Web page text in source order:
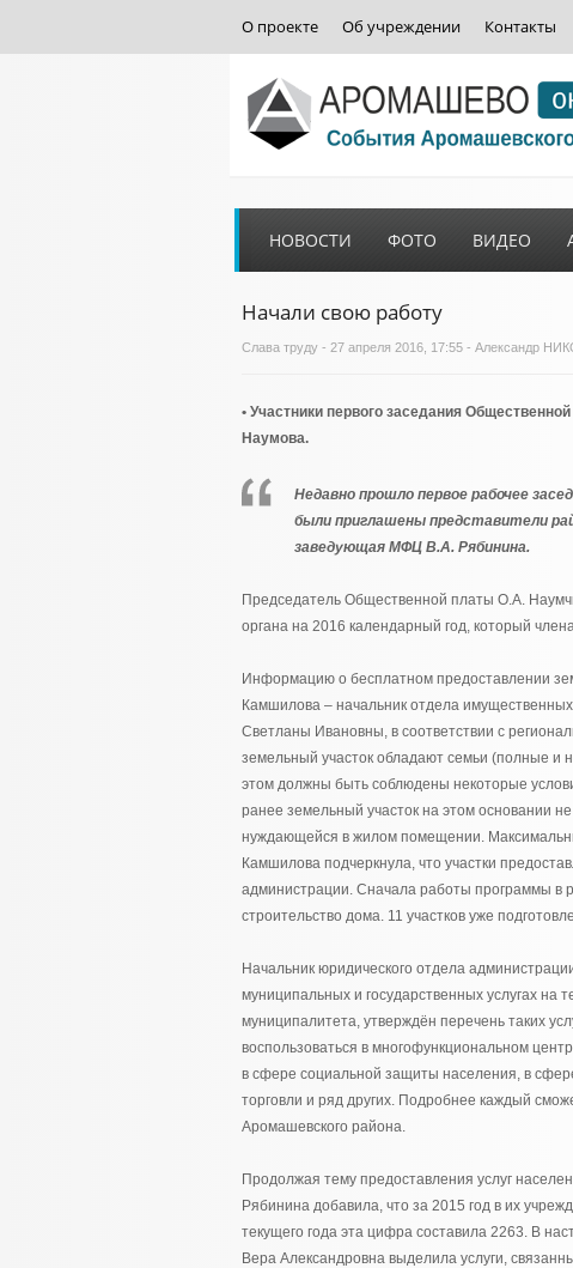
О проекте Об учреждении Контакты
НОВОСТИ ФОТО ВИДЕО
Начали свою работу
Слава труду - 27 апреля 2016, 17:55 - Александр
• Участники первого заседания
Наумова.
Недавно прошло первое рабочее
были приглашены представители
заведующая МФЦ В.А. Рябинина.
Председатель Общественной платы О.А.
органа на 2016 календарный год, который
Информацию о бесплатном предоставлении
Камшилова – начальник отдела
Светланы Ивановны, в соответствии с
земельный участок обладают семьи (полные
этом должны быть соблюдены некоторые
ранее земельный участок на этом основании
нуждающейся в жилом помещении.
Камшилова подчеркнула, что участки
администрации. Сначала работы программы в
строительство дома. 11 участков уже
Начальник юридического отдела
муниципальных и государственных услугах на
муниципалитета, утверждён перечень таких
воспользоваться в многофункциональном
в сфере социальной защиты населения, в
торговли и ряд других. Подробнее каждый
Аромашевского района.
Продолжая тему предоставления услуг
Рябинина добавила, что за 2015 год в их
текущего года эта цифра составила 2263. В
Вера Александровна выделила услуги,